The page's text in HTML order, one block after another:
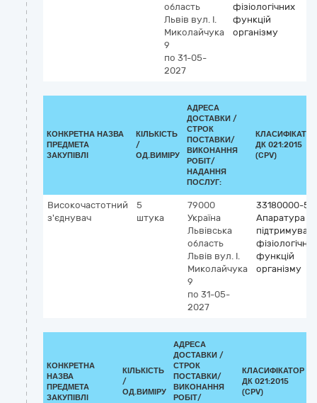
область
Львів вул. І.
Миколайчука
9
по 31-05-
2027
фізіологічних
функцій
організму
КОНКРЕТНА НАЗВА
ПРЕДМЕТА
ЗАКУПІВЛІ
КІЛЬКІСТЬ
/
ОД.ВИМІРУ
АДРЕСА
ДОСТАВКИ /
СТРОК
ПОСТАВКИ/
ВИКОНАННЯ
РОБІТ/
НАДАННЯ
ПОСЛУГ:
КЛАСИФІКАТОР
ДК 021:2015
(CPV)
Високочастотний
з'єднувач
5
штука
79000
Україна
Львівська
область
Львів вул. І.
Миколайчука
9
по 31-05-
2027
33180000-5
Апаратура
функцій
організму
КОНКРЕТНА
НАЗВА
ПРЕДМЕТА
ЗАКУПІВЛІ
КІЛЬКІСТЬ
/
ОД.ВИМІРУ
АДРЕСА
ДОСТАВКИ /
СТРОК
ПОСТАВКИ/
ВИКОНАННЯ
РОБІТ/
КЛАСИФІКАТОР
ДК 021:2015
(CPV)